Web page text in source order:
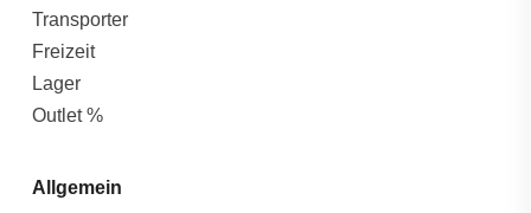
Transporter
Freizeit
Lager
Outlet %
Allgemein